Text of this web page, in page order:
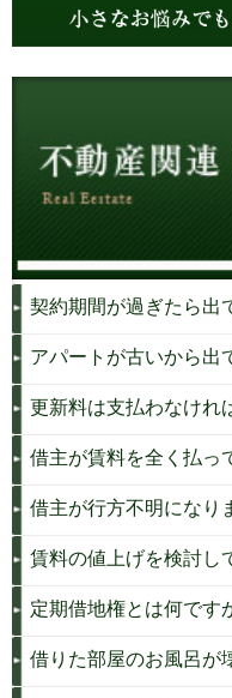
契約期間が過ぎたら出
アパートが古いから出
更新料は支払わなけれ
借主が賃料を全く払っ
借主が行方不明になり
賃料の値上げを検討し
定期借地権とは何です
借りた部屋のお風呂が